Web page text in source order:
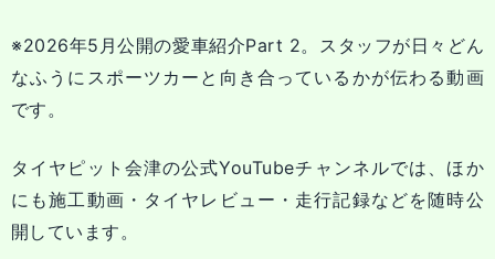
※2026年5月公開の愛車紹介Part 2。スタッフが日々どん
なふうにスポーツカーと向き合っているかが伝わる動画
です。
タイヤピット会津の公式YouTubeチャンネルでは、ほか
にも施工動画・タイヤレビュー・走行記録などを随時公
開しています。